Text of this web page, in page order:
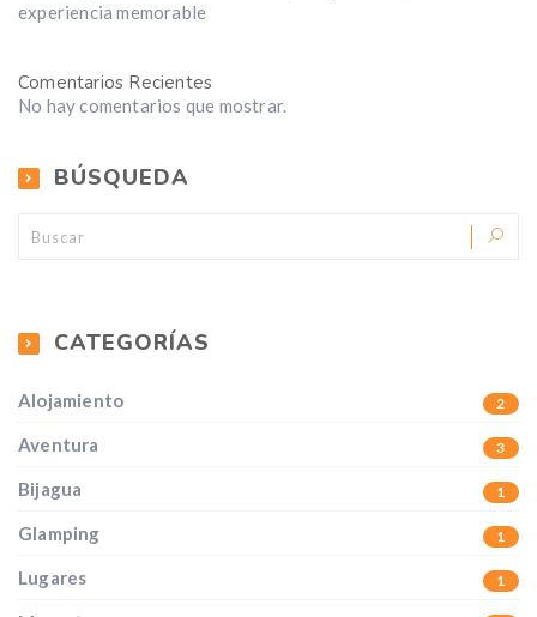
experiencia memorable
Comentarios Recientes
No hay comentarios que mostrar.
BÚSQUEDA
CATEGORÍAS
Alojamiento 2
Aventura 3
Bijagua 1
Glamping 1
Lugares 1